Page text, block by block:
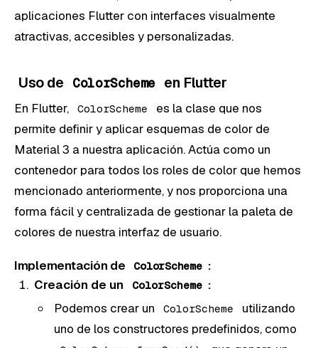
aplicaciones Flutter con interfaces visualmente
atractivas, accesibles y personalizadas.
Uso de ColorScheme en Flutter
En Flutter, ColorScheme
es la clase que nos
permite definir y aplicar esquemas de color de
Material 3 a nuestra aplicación. Actúa como un
contenedor para todos los roles de color que hemos
mencionado anteriormente, y nos proporciona una
forma fácil y centralizada de gestionar la paleta de
colores de nuestra interfaz de usuario.
Implementación de ColorScheme :
Creación de un
ColorScheme :
Podemos crear un
ColorScheme
utilizando
uno de los constructores predefinidos, como